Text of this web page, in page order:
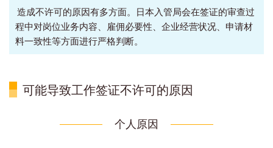
造成不许可的原因有多方面。日本入管局会在签证的审查过
程中对岗位业务内容、雇佣必要性、企业经营状况、申请材
料一致性等方面进行严格判断。
可能导致工作签证不许可的原因
个人原因